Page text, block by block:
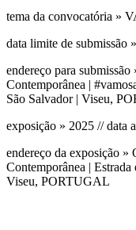
tema da convocatória »
data limite de submissão
endereço para
Contemporânea |
São Salvador | Viseu,
exposição » 2025 // data
endereço da exposição
Contemporânea |
Viseu, PORTUGAL